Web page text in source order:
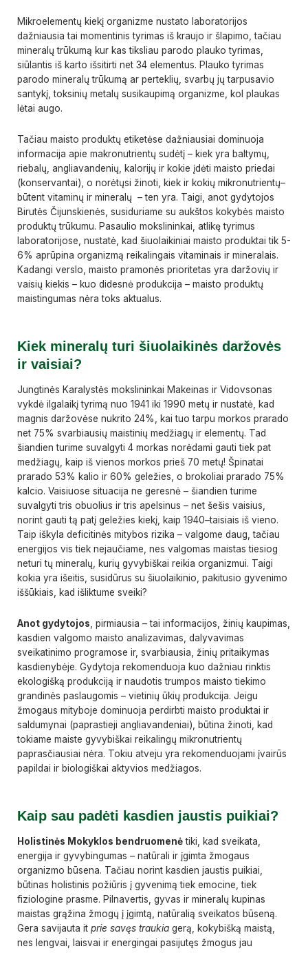
Mikroelementų kiekį organizme nustato laboratorijos
dažniausia tai momentinis tyrimas iš kraujo ir šlapimo, tačiau
mineralų trūkumą kur kas tiksliau parodo plauko tyrimas,
siūlantis iš karto išsitirti net 34 elementus. Plauko tyrimas
parodo mineralų trūkumą ar perteklių, svarbų jų tarpusavio
santykį, toksinių metalų susikaupimą organizme, kol plaukas
lėtai augo.
Tačiau maisto produktų etiketėse dažniausiai dominuoja
informacija apie makronutrientų sudėtį – kiek yra baltymų,
riebalų, angliavandenių, kalorijų ir kokie įdėti maisto priedai
(konservantai), o norėtųsi žinoti, kiek ir kokių mikronutrientų–
būtent vitaminų ir mineralų – ten yra. Taigi, anot gydytojos
Birutės Čijunskienės, susiduriame su aukštos kokybės maisto
produktų trūkumu. Pasaulio mokslininkai, atlikę tyrimus
laboratorijose, nustatė, kad šiuolaikiniai maisto produktai tik 5-
6% aprūpina organizmą reikalingais vitaminais ir mineralais.
Kadangi verslo, maisto pramonės prioritetas yra daržovių ir
vaisių kiekis – kuo didesnė produkcija – maisto produktų
maistingumas nėra toks aktualus.
Kiek mineralų turi šiuolaikinės daržovės
ir vaisiai?
Jungtinės Karalystės mokslininkai Makeinas ir Vidovsonas
vykdė ilgalaikį tyrimą nuo 1941 iki 1990 metų ir nustatė, kad
magnis daržovėse nukrito 24%, kai tuo tarpu morkos prarado
net 75% svarbiausių maistinių medžiagų ir elementų. Tad
šiandien turime suvalgyti 4 morkas norėdami gauti tiek pat
medžiagų, kaip iš vienos morkos prieš 70 metų! Špinatai
prarado 53% kalio ir 60% geležies, o brokoliai prarado 75%
kalcio. Vaisiuose situacija ne geresnė – šiandien turime
suvalgyti tris obuolius ir tris apelsinus – net šešis vaisius,
norint gauti tą patį geležies kiekį, kaip 1940–taisiais iš vieno.
Taip iškyla deficitinės mitybos rizika – valgome daug, tačiau
energijos vis tiek nejaučiame, nes valgomas maistas tiesiog
neturi tų mineralų, kurių gyvybiškai reikia organizmui. Taigi
kokia yra išeitis, susidūrus su šiuolaikinio, pakitusio gyvenimo
iššūkiais, kad išliktume sveiki?
Anot gydytojos , pirmiausia – tai informacijos, žinių kaupimas,
kasdien valgomo maisto analizavimas, dalyvavimas
sveikatinimo programose ir, svarbiausia, žinių pritaikymas
kasdienybėje. Gydytoja rekomenduoja kuo dažniau rinktis
ekologišką produkciją ir naudotis trumpos maisto tiekimo
grandinės paslaugomis – vietinių ūkių produkcija. Jeigu
žmogaus mityboje dominuoja perdirbti maisto produktai ir
saldumynai (paprastieji angliavandeniai), būtina žinoti, kad
tokiame maiste gyvybiškai reikalingų mikronutrientų
paprasčiausiai nėra. Tokiu atveju yra rekomenduojami įvairūs
papildai ir biologiškai aktyvios medžiagos.
Kaip sau padėti kasdien jaustis puikiai?
Holistinės Mokyklos bendruomenėtiki, kad sveikata,
energija ir gyvybingumas – natūrali ir įgimta žmogaus
organizmo būsena. Tačiau norint kasdien jaustis puikiai,
būtinas holistinis požiūris į gyvenimą tiek emocine, tiek
fiziologine prasme. Pilnavertis, gyvas ir mineralų kupinas
maistas grąžina žmogų į įgimtą, natūralią sveikatos būseną.
Gera savijauta it prie savęs traukia gerą, kokybišką maistą,
nes lengvai, laisvai ir energingai pasijutęs žmogus jau